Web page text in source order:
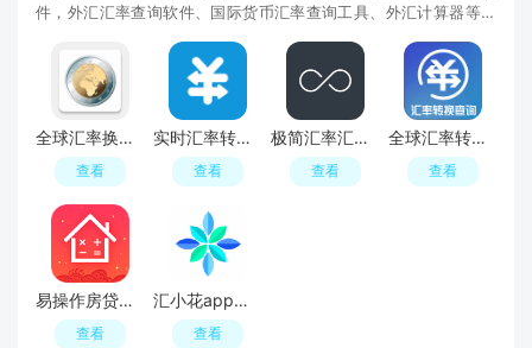
件，外汇汇率查询软件、国际货币汇率查询工具、外汇计算器等工
宝、微信都有汇率查询功能，而且还是同步更新的！
全球汇率换算计算器手机版客户端
查看
实时汇率转换计算器(汇率换算)
查看
极简汇率汇率转换器app安卓无广告版
查看
全球汇率转换查询app最新版
查看
易操作房贷计算器2025app最新版本
查看
汇小花app汇率查询软件最新版
查看